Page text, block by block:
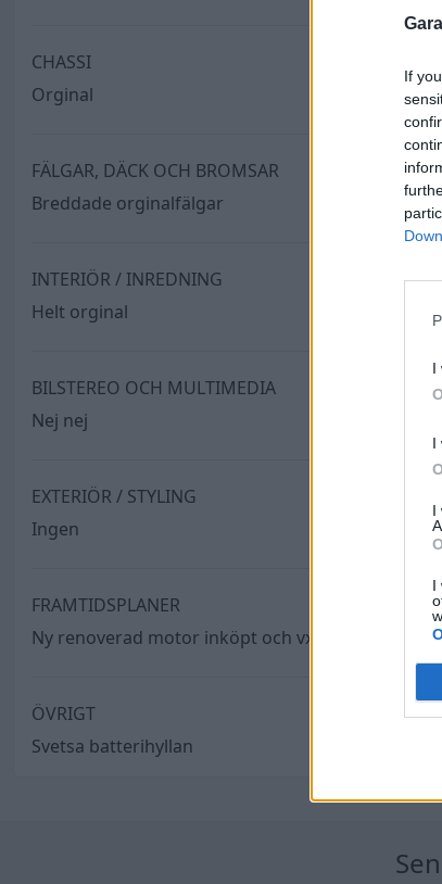
If
I
I
I
I
CHASSI
Orginal
FÄLGAR, DÄCK OCH BROMSAR
Breddade orginalfälgar
INTERIÖR / INREDNING
Helt orginal
BILSTEREO OCH MULTIMEDIA
Nej nej
EXTERIÖR / STYLING
Ingen
FRAMTIDSPLANER
Ny renoverad motor inköpt och vxlåda inköpt
ÖVRIGT
Svetsa batterihyllan